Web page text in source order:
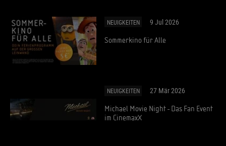
NEUIGKEITEN 9 Jul 2026
Sommerkino für Alle
NEUIGKEITEN 27 Mär 2026
Michael Movie Night - Das Fan Event
im CinemaxX